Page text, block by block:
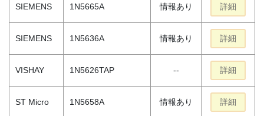
SIEMENS 1N5665A 情報あり 詳細
SIEMENS 1N5636A 情報あり 詳細
VISHAY 1N5626TAP -- 詳細
ST Micro 1N5658A 情報あり 詳細